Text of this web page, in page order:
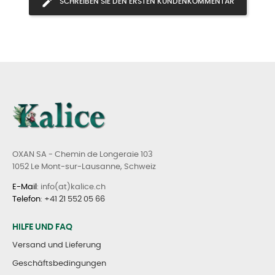
OXAN SA - Chemin de Longeraie 103
1052 Le Mont-sur-Lausanne, Schweiz
E-Mail : info(at)kalice.ch
Telefon: +41 21 552 05 66
HILFE UND FAQ
Versand und Lieferung
Geschäftsbedingungen